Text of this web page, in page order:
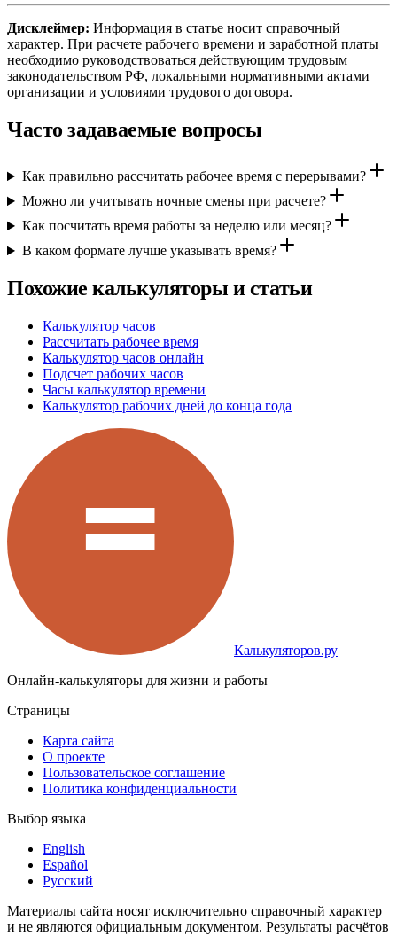
Дисклеймер: Информация в статье носит справочный
характер. При расчете рабочего времени и заработной платы
необходимо руководствоваться действующим трудовым
законодательством РФ, локальными нормативными актами
организации и условиями трудового договора.
Часто задаваемые вопросы
Как правильно рассчитать рабочее время с перерывами?
Можно ли учитывать ночные смены при расчете?
Как посчитать время работы за неделю или месяц?
В каком формате лучше указывать время?
Похожие калькуляторы и статьи
Калькулятор часов
Рассчитать рабочее время
Калькулятор часов онлайн
Подсчет рабочих часов
Часы калькулятор времени
Калькулятор рабочих дней до конца года
Калькуляторов.ру
Онлайн-калькуляторы для жизни и работы
Страницы
Карта сайта
О проекте
Пользовательское соглашение
Политика конфиденциальности
Выбор языка
English
Español
Русский
Материалы сайта носят исключительно справочный характер
и не являются официальным документом. Результаты расчётов